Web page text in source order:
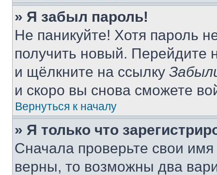
» Я забыл пароль!
Не паникуйте! Хотя пароль
получить новый. Перейдите
и щёлкните на ссылку
и скоро вы снова сможете
Вернуться к началу
» Я только что
Сначала проверьте свои
верны, то возможны два